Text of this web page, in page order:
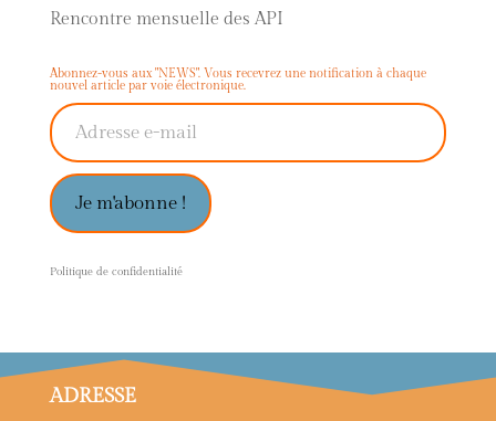
Rencontre mensuelle des API
Abonnez-vous aux "NEWS". Vous recevrez une notification à chaque
nouvel article par voie électronique.
Je m'abonne !
Politique de confidentialité
ADRESSE